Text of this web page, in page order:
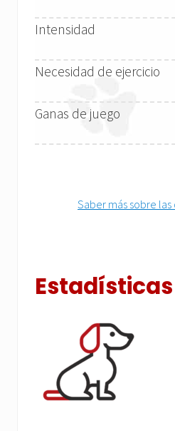
Intensidad
Necesidad de ejercicio
Ganas de juego
Saber más sobre